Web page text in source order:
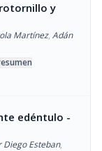
y
Martínez, Adán
edéntulo -
Diego Esteban,